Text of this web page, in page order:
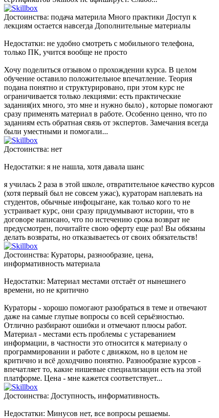
Достоинства: подача материла Много практики Доступ к
лекциям остается навсегда Дополнительные материалы
Недостатки: не удобно смотреть с мобильного телефона,
только ПК, учится вообще не просто
Хочу поделиться отзывом о прохождении курса. В целом
обучение оставило положительное впечатление. Теория
подана понятно и структурировано, при этом курс не
ограничивается только лекциями: есть практические
задания(их много, это мне и нужно было) , которые помогают
сразу применять материал в работе. Особенно ценно, что по
заданиям есть обратная связь от экспертов. Замечания всегда
были уместными и помогали...
Достоинства: нет
Недостатки: я не нашла, хотя давала шанс
я училась 2 раза в этой школе, отвратительное качество курсов
(хотя первый был не совсем ужас), кураторам наплевать на
студентов, обычные инфоцыгане, как только кого то не
устраивает курс, они сразу придумывают истории, что в
договоре написано, что по истечению срока возврат не
предусмотрен, почитайте свою оферту еще раз! Вы обязаны
делать возвраты, но отказываетесь от своих обязательств!
Достоинства: Кураторы, разнообразие, цена,
информативность материала
Недостатки: Материал местами отстаёт от нынешнего
времени, но не критично
Кураторы - хорошо помогают разобраться в теме и отвечают
даже на самые глупые вопросы со всей серьёзностью.
Отлично разбирают ошибки и отмечают плюсы работ.
Материал - местами есть проблемы с устареванием
информации, в частности это относится к материалу о
программировании и работе с движком, но в целом не
критично и всё доходчиво понятно. Разнообразие курсов -
впечатляет то, какие нишевые специализации есть на этой
платформе. Цена - мне кажется соответствует...
Достоинства: Доступность, информативность.
Недостатки: Минусов нет, все вопросы решаемы.